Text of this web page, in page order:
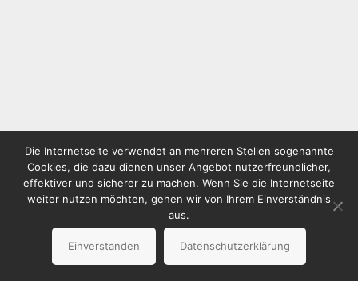
Die Internetseite verwendet an mehreren Stellen sogenannte
Cookies, die dazu dienen unser Angebot nutzerfreundlicher,
effektiver und sicherer zu machen. Wenn Sie die Internetseite
weiter nutzen möchten, gehen wir von Ihrem Einverständnis
aus.
Einverstanden Datenschutzerklärung